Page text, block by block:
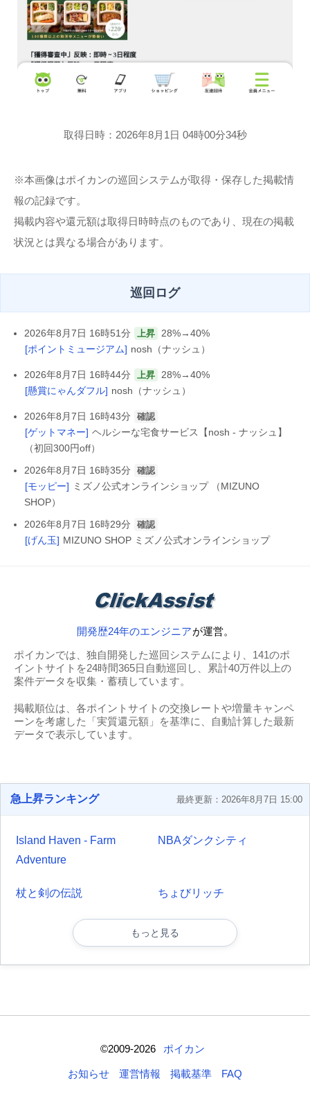
取得日時：2026年8月1日 04時00分34秒
※本画像はポイカンの巡回システムが取得・保存した掲載情
報の記録です。
掲載内容や還元額は取得日時時点のものであり、現在の掲載
状況とは異なる場合があります。
巡回ログ
2026年8月7日 16時51分 上昇 28%→40%
[ポイントミュージアム] nosh（ナッシュ）
2026年8月7日 16時44分 上昇 28%→40%
[懸賞にゃんダフル] nosh（ナッシュ）
2026年8月7日 16時43分 確認
[ゲットマネー] ヘルシーな宅食サービス【nosh - ナッシュ】
（初回300円off）
2026年8月7日 16時35分
確認
[モッピー] ミズノ公式オンラインショップ （MIZUNO
SHOP）
2026年8月7日 16時29分
確認
[げん玉] MIZUNO SHOP ミズノ公式オンラインショップ
開発歴24年のエンジニアが運営。
ポイカンでは、独自開発した巡回システムにより、141のポ
イントサイトを24時間365日自動巡回し、累計40万件以上の
案件データを収集・蓄積しています。
掲載順位は、各ポイントサイトの交換レートや増量キャンペ
ーンを考慮した「実質還元額」を基準に、自動計算した最新
データで表示しています。
急上昇ランキング 最終更新：2026年8月7日 15:00
Island Haven - Farm
Adventure
NBAダンクシティ
杖と剣の伝説 ちょびリッチ
もっと見る
©2009-2026 ポイカン
お知らせ 運営情報 掲載基準 FAQ